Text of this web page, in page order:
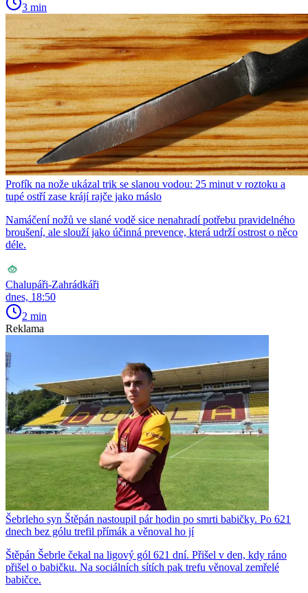
3 min
Profík na nože ukázal trik se slanou vodou: 25 minut v roztoku a
tupé ostří zase krájí rajče jako máslo
Namáčení nožů ve slané vodě sice nenahradí potřebu pravidelného
broušení, ale slouží jako účinná prevence, která udrží ostrost o něco
déle.
Chalupáři-Zahrádkáři
dnes, 18:50
2 min
Reklama
Šebrleho syn Štěpán nastoupil pár hodin po smrti babičky. Po 621
dnech bez gólu trefil přímák a věnoval ho jí
Štěpán Šebrle čekal na ligový gól 621 dní. Přišel v den, kdy ráno
přišel o babičku. Na sociálních sítích pak trefu věnoval zemřelé
babičce.